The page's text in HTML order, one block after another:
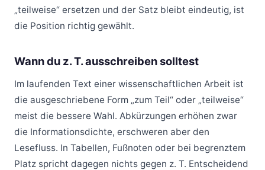
„teilweise“ ersetzen und der Satz bleibt eindeutig, ist
die Position richtig gewählt.
Wann du z. T. ausschreiben solltest
Im laufenden Text einer wissenschaftlichen Arbeit ist
die ausgeschriebene Form „zum Teil“ oder „teilweise“
meist die bessere Wahl. Abkürzungen erhöhen zwar
die Informationsdichte, erschweren aber den
Lesefluss. In Tabellen, Fußnoten oder bei begrenztem
Platz spricht dagegen nichts gegen z. T. Entscheidend